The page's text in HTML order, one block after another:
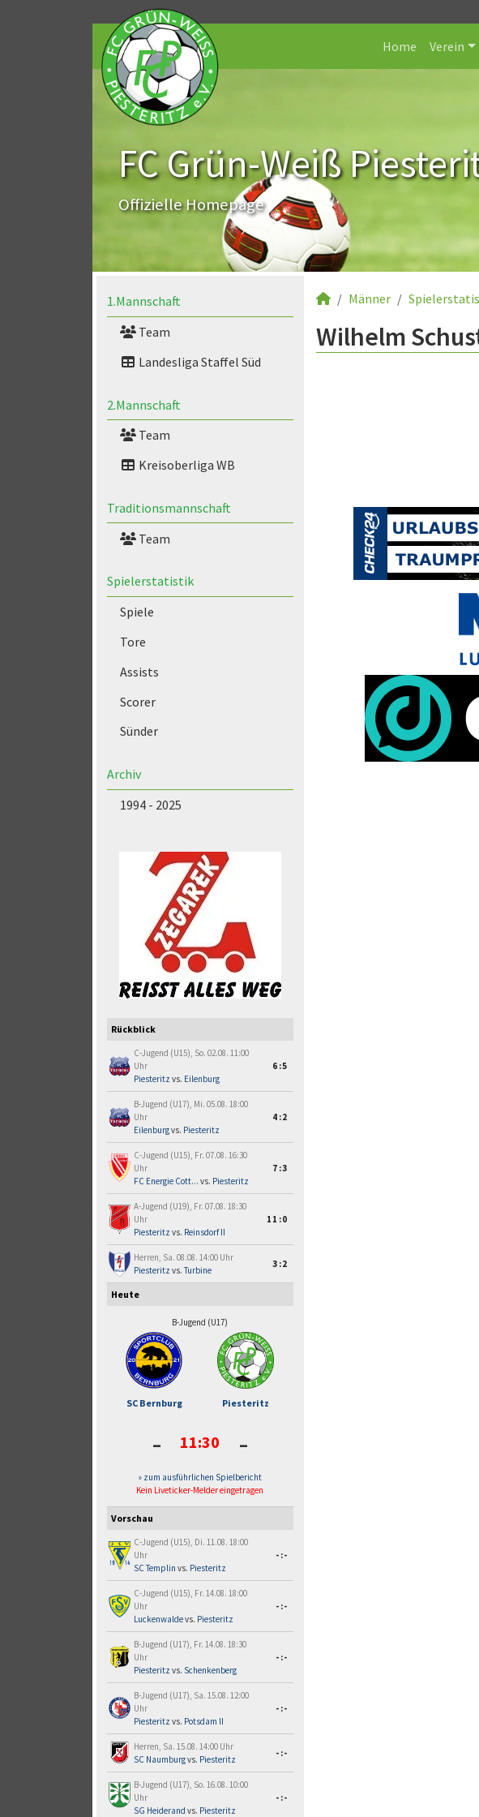
Home Verein
FC Grün-Weiß
Offizielle Homepage
1.Mannschaft
Team
Landesliga Staffel Süd
2.Mannschaft
Team
Kreisoberliga WB
Traditionsmannschaft
Team
Spielerstatistik
Spiele
Tore
Assists
Scorer
Sünder
Archiv
1994 - 2025
Rückblick
C-Jugend (U15), So. 02.08. 11:00
Uhr
Piesteritz vs. Eilenburg
6:5
B-Jugend (U17), Mi. 05.08. 18:00
Uhr
Eilenburgvs. Piesteritz
4:2
C-Jugend (U15), Fr. 07.08. 16:30
Uhr
FC Energie Cott... vs. Piesteritz
7:3
A-Jugend (U19), Fr. 07.08. 18:30
Uhr
Piesteritz vs. Reinsdorf II
11:0
Herren, Sa. 08.08. 14:00 Uhr
Piesteritz vs.Turbine
3:2
Heute
B-Jugend (U17)
SC Bernburg Piesteritz
- 11:30 -
» zum ausführlichen Spielbericht
Kein Liveticker-Melder eingetragen
Vorschau
C-Jugend (U15), Di. 11.08. 18:00
Uhr
SC Templin vs. Piesteritz
-:-
C-Jugend (U15), Fr. 14.08. 18:00
Uhr
Luckenwaldevs. Piesteritz
-:-
B-Jugend (U17), Fr. 14.08. 18:30
Uhr
Piesteritz vs. Schenkenberg
-:-
B-Jugend (U17), Sa. 15.08. 12:00
Uhr
Piesteritz vs. Potsdam II
-:-
Herren, Sa. 15.08. 14:00 Uhr
SC Naumburgvs. Piesteritz
-:-
B-Jugend (U17), So. 16.08. 10:00
Uhr
SG Heiderand vs. Piesteritz
-:-
Männer
Wilhelm